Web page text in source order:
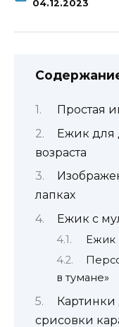
04.12.2023
Простая
Ежик для
возраста
лапках
Ежик с
Ежик
в тумане»
Картинки
срисовки